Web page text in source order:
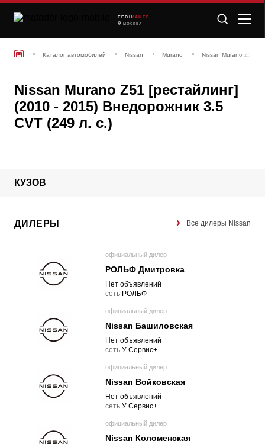
TECH /AUTO
МОСКВА
Каталог автомобилей Nissan Murano Nissan Murano Z51
Nissan Murano Z51 [рестайлинг]
(2010 - 2015) Внедорожник 3.5
CVT (249 л. с.)
КУЗОВ
ДИЛЕРЫ Все дилеры Nissan
официальный дилер
РОЛЬФ Дмитровка
Нет объявлений
cеть РОЛЬФ
официальный дилер
Nissan Башиловская
Нет объявлений
cеть У Сервис+
официальный дилер
Nissan Войковская
Нет объявлений
cеть У Сервис+
официальный дилер
Nissan Коломенская